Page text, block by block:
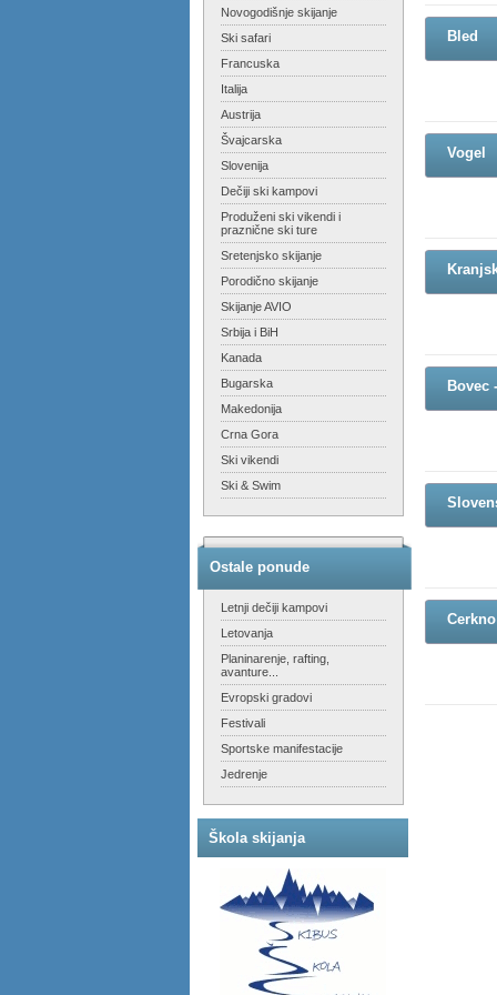
Novogodišnje skijanje
Ski safari
Francuska
Italija
Austrija
Švajcarska
Slovenija
Dečiji ski kampovi
Produženi ski vikendi i
praznične ski ture
Sretenjsko skijanje
Porodično skijanje
Skijanje AVIO
Srbija i BiH
Kanada
Bugarska
Makedonija
Crna Gora
Ski vikendi
Ski & Swim
Ostale ponude
Letnji dečiji kampovi
Letovanja
Planinarenje, rafting,
avanture...
Evropski gradovi
Festivali
Sportske manifestacije
Jedrenje
Škola skijanja
Bled
Vogel
Bovec
Cerkno